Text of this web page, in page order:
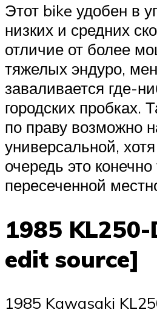
Этот bike удобен в
низких и средних
отличие от более
тяжелых эндуро,
заваливается где-
городских пробках.
по праву возможно
универсальной,
очередь это
пересеченной
1985
edit source]
1985 Kawasaki